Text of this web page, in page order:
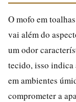
O mofo em
vai além do
um odor
tecido, isso indica
em ambientes
comprometer a